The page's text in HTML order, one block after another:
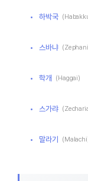
하박국
스바냐
학개 (Haggai)
스가랴
말라기